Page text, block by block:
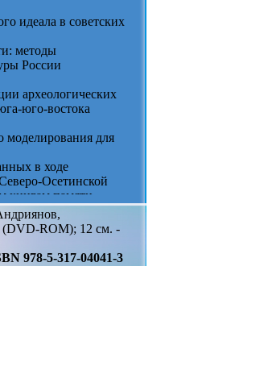
идеала в советских
методы
России
археологических
юго-востока
моделирования для
в ходе
Осетинской
книгам памяти
при
Гражданской войны
графа Чернышёва
ROM); 12 см. -
978-5-317-04041-3